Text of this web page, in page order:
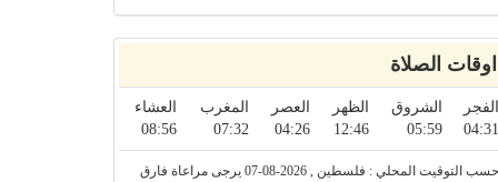
اوقات الصلاة
الفجر
04:31
الشروق
05:59
الظهر
12:46
العصر
04:26
المغرب
07:32
العشاء
08:56
حسب التوقيت المحلي : فلسطين , 2026-08-07 يرجى مراعاة فارق